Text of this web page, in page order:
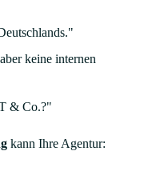
keine internen
& Co.?"
kann Ihre Agentur: